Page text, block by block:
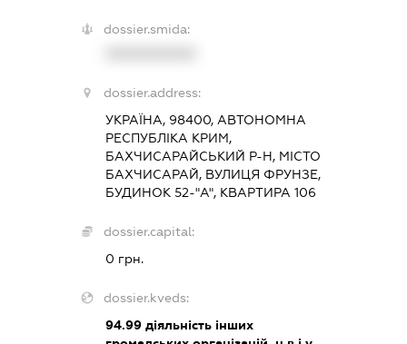
dossier.smida:
dossier.address:
УКРАЇНА, 98400, АВТОНОМНА
РЕСПУБЛІКА КРИМ,
БАХЧИСАРАЙСЬКИЙ Р-Н, МІСТО
БАХЧИСАРАЙ, ВУЛИЦЯ ФРУНЗЕ,
БУДИНОК 52-"А", КВАРТИРА 106
dossier.capital:
0 грн.
dossier.kveds:
94.99 діяльність інших